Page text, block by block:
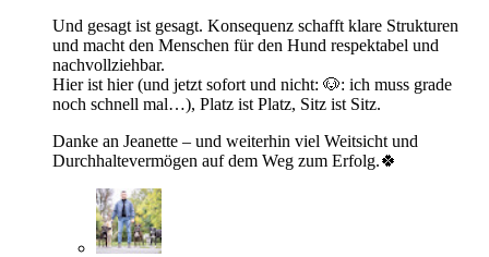
Und gesagt ist gesagt. Konsequenz schafft klare Strukturen
und macht den Menschen für den Hund respektabel und
nachvollziehbar.
Hier ist hier (und jetzt sofort und nicht: 🐶: ich muss grade
noch schnell mal…), Platz ist Platz, Sitz ist Sitz.
Danke an Jeanette – und weiterhin viel Weitsicht und
Durchhaltevermögen auf dem Weg zum Erfolg.🍀